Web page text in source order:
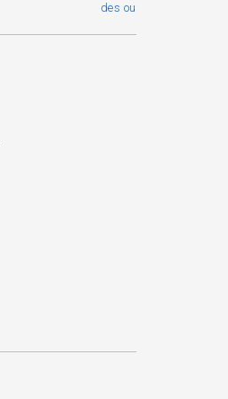
des outils du sensible